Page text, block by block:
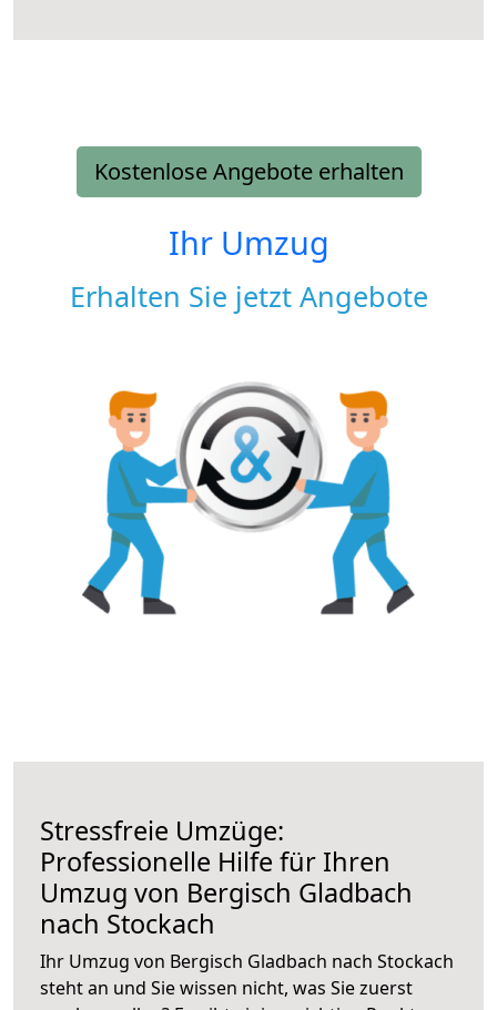
Kostenlose Angebote erhalten
Ihr Umzug
Erhalten Sie jetzt Angebote
Stressfreie Umzüge:
Professionelle Hilfe für Ihren
Umzug von Bergisch Gladbach
nach Stockach
Ihr Umzug von Bergisch Gladbach nach Stockach
steht an und Sie wissen nicht, was Sie zuerst